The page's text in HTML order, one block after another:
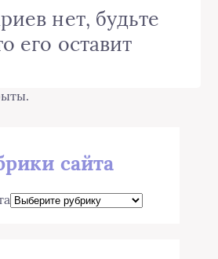
нет, будьте
его оставит
сайта